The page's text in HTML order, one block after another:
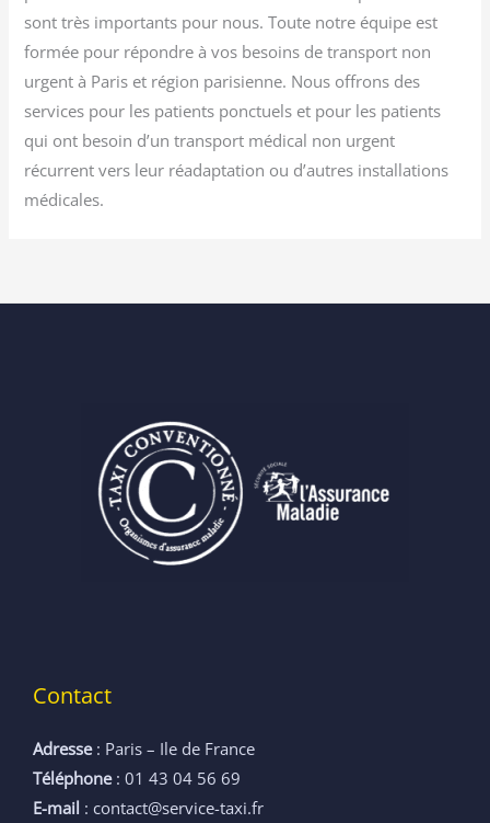
sont très importants pour nous. Toute notre équipe est
formée pour répondre à vos besoins de transport non
urgent à Paris et région parisienne. Nous offrons des
services pour les patients ponctuels et pour les patients
qui ont besoin d’un transport médical non urgent
récurrent vers leur réadaptation ou d’autres installations
médicales.
Contact
Adresse: Paris – Ile de France
Téléphone: 01 43 04 56 69
E-mail : contact@service-taxi.fr